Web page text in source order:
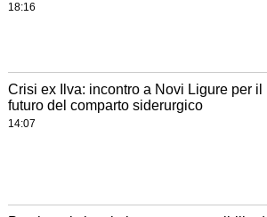
18:16
Crisi ex Ilva: incontro a Novi Ligure per il
futuro del comparto siderurgico
14:07